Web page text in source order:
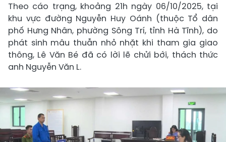
Theo cáo trạng, khoảng 21h ngày 06/10/2025, tại
khu vực đường Nguyễn Huy Oánh (thuộc Tổ dân
phố Hưng Nhân, phường Sông Trí, tỉnh Hà Tĩnh), do
phát sinh mâu thuẫn nhỏ nhặt khi tham gia giao
thông, Lê Văn Bé đã có lời lẽ chửi bới, thách thức
anh Nguyễn Văn L.